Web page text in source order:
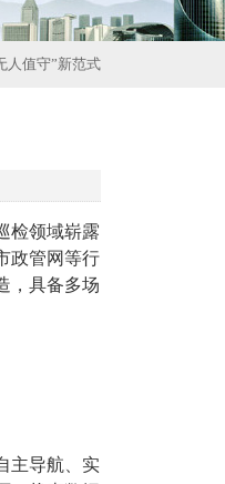
人值守”新范式
检领域崭露
政管网等行
，具备多场
主导航、实